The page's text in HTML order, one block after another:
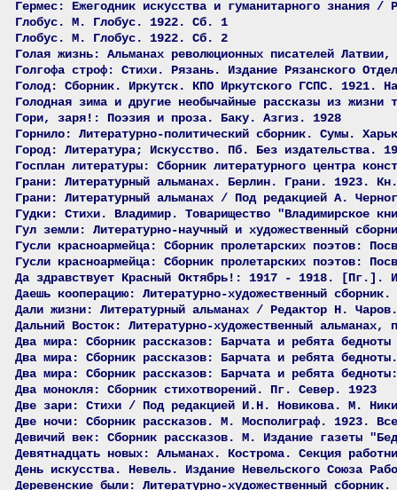
Гермес: Ежегодник искусства и гуманитарного
Глобус. М. Глобус. 1922. Сб. 1
Глобус. М. Глобус. 1922. Сб. 2
Голая жизнь: Альманах революционных писателей
Голгофа строф: Стихи. Рязань. Издание Рязанского
Голод: Сборник. Иркутск. КПО Иркутского ГСПС. 1921.
Голодная зима и другие необычайные рассказы из
Гори, заря!: Поэзия и проза. Баку. Азгиз. 1928
Горнило: Литературно-политический сборник. Сумы.
Город: Литература; Искусство. Пб. Без издательства.
Госплан литературы: Сборник литературного центра
Грани: Литературный альманах. Берлин. Грани. 1923.
Грани: Литературный альманах / Под редакцией А.
Гудки: Стихи. Владимир. Товарищество "Владимирское
Гул земли: Литературно-научный и художественный
Гусли красноармейца: Сборник пролетарских поэтов:
Гусли красноармейца: Сборник пролетарских поэтов:
Да здравствует Красный Октябрь!: 1917 - 1918. [Пг.].
Даешь кооперацию: Литературно-художественный
Дали жизни: Литературный альманах / Редактор Н.
Дальний Восток: Литературно-художественный
Два мира: Сборник рассказов: Барчата и ребята
Два мира: Сборник рассказов: Барчата и ребята
Два мира: Сборник рассказов: Барчата и ребята
Два монокля: Сборник стихотворений. Пг. Север. 1923
Две зари: Стихи / Под редакцией И.Н. Новикова. М.
Две ночи: Сборник рассказов. М. Мосполиграф. 1923.
Девичий век: Сборник рассказов. М. Издание газеты
Девятнадцать новых: Альманах. Кострома. Секция
День искусства. Невель. Издание Невельского Союза
Деревенские были: Литературно-художественный